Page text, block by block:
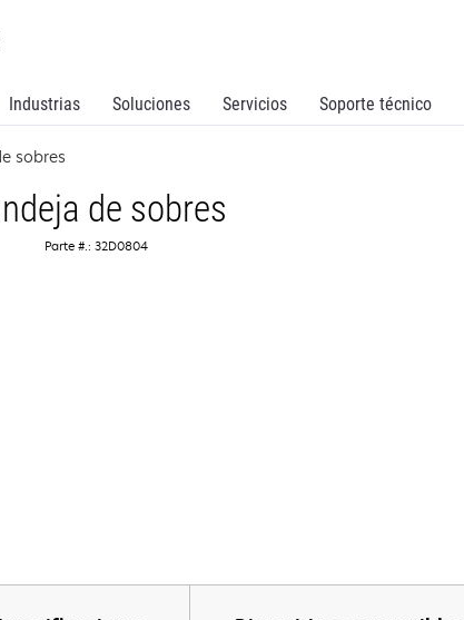
Industrias Soluciones Servicios Soporte técnico
sobres
de sobres
Parte #.: 32D0804